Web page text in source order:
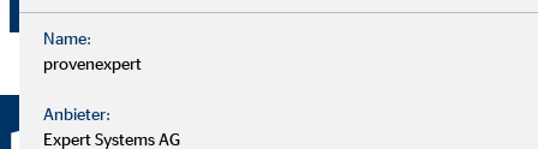
Name:
provenexpert
Anbieter:
Expert Systems AG